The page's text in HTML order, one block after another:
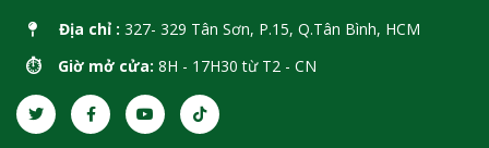
Địa chỉ : 327- 329 Tân Sơn, P.15, Q.Tân Bình, HCM
⏱️ Giờ mở cửa: 8H - 17H30 từ T2 - CN